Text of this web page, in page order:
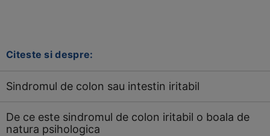
Citeste si despre:
Sindromul de colon sau intestin iritabil
De ce este sindromul de colon iritabil o boala de
natura psihologica